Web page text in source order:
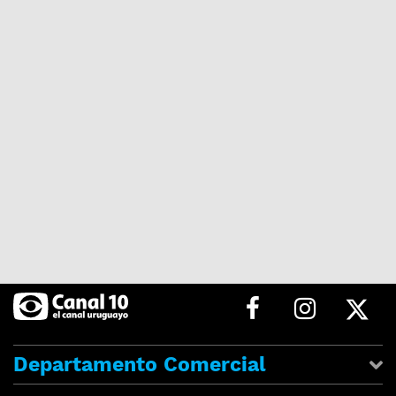
Departamento Comercial